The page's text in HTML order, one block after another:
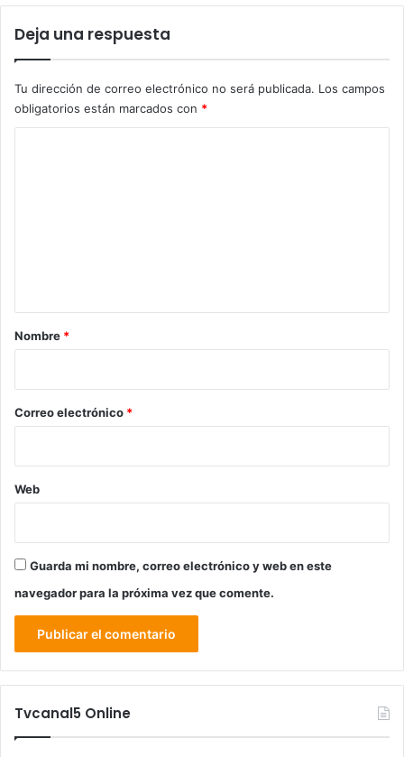
Deja una respuesta
Tu dirección de correo electrónico no será publicada. Los campos
obligatorios están marcados con *
r
*
Nombre *
Correo electrónico *
Web
Guarda mi nombre, correo electrónico y web en este
navegador para la próxima vez que comente.
Tvcanal5 Online